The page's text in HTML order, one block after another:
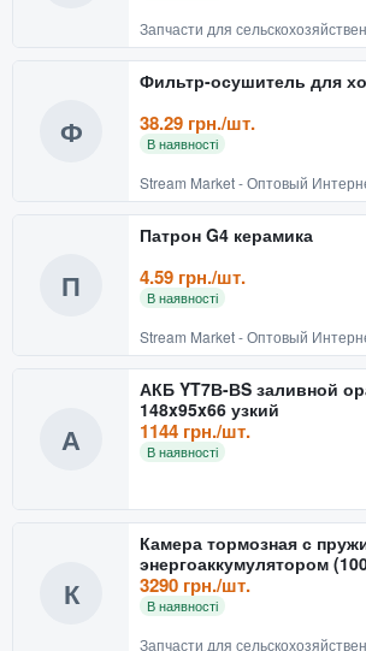
Ф
Фильтр-осушитель для
38.29 грн./шт.
В наявності
Stream Market - Оптовый
П
Патрон G4 керамика
4.59 грн./шт.
В наявності
Stream Market - Оптовый
А
АКБ YT7В-ВS заливной
148x95x66 узкий
1144 грн./шт.
В наявності
К
Камера тормозная с
энергоаккумулятором
тип 20/20) (пр-во г.Росла
3290 грн./шт.
В наявності